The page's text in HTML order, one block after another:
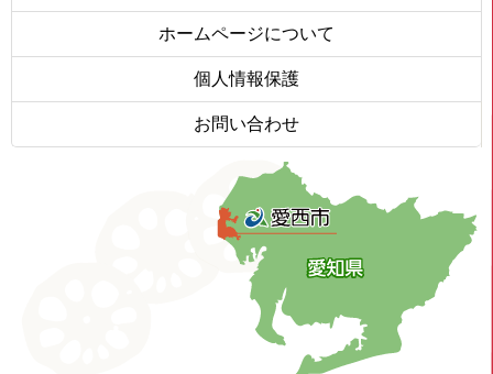
ホームページについて
個人情報保護
お問い合わせ